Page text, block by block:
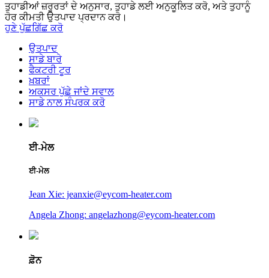
ਤੁਹਾਡੀਆਂ ਜ਼ਰੂਰਤਾਂ ਦੇ ਅਨੁਸਾਰ, ਤੁਹਾਡੇ ਲਈ ਅਨੁਕੂਲਿਤ ਕਰੋ, ਅਤੇ ਤੁਹਾਨੂੰ
ਹੋਰ ਕੀਮਤੀ ਉਤਪਾਦ ਪ੍ਰਦਾਨ ਕਰੋ।
ਹੁਣੇ ਪੁੱਛਗਿੱਛ ਕਰੋ
ਉਤਪਾਦ
ਸਾਡੇ ਬਾਰੇ
ਫੈਕਟਰੀ ਟੂਰ
ਖ਼ਬਰਾਂ
ਅਕਸਰ ਪੁੱਛੇ ਜਾਂਦੇ ਸਵਾਲ
ਸਾਡੇ ਨਾਲ ਸੰਪਰਕ ਕਰੋ
ਈ-ਮੇਲ
ਈ-ਮੇਲ
Jean Xie: jeanxie@eycom-heater.com
Angela Zhong: angelazhong@eycom-heater.com
ਫ਼ੋਨ